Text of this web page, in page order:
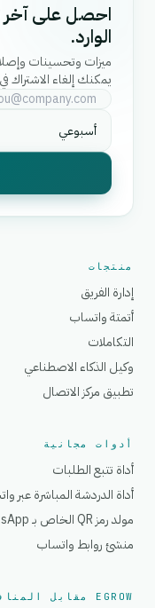
الوارد.
ميزات وتحسينات
يمكنك إلغاء الاشتراك
منتجات
إدارة الفريق
أتمتة واتساب
التكاملات
وكيل الذكاء الاصطناعي
تطبيق مركز الاتصال
أدوات مجانية
أداة تتبع الطلبات
أداة الدردشة المباشرة عبر
مولد رمز QR الخاص بـ WhatsApp
منشئ روابط واتساب
EGROW مقابل المنافسين